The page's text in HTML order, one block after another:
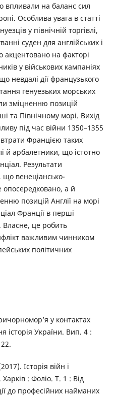
впливали на баланс сил
Особлива увага в статті
у північній торгівлі,
суден для англійських і
акцентовано на факторі
у військових кампаніях
невдалі дії французького
генуезьких морських
зміцненню позицій
та Північному морі. Вихід
під час війни 1350–1355
втрати Францією таких
й арбалетники, що істотно
Результати
що венеціансько-
опосередковано, а й
позицій Англії на морі
Франції в перші
Власне, це робить
важливим чинником
політичних
у контактах
історія України. Вип. 4 :
Історія війн і
: Фоліо. Т. 1 : Від
до професійних найманих